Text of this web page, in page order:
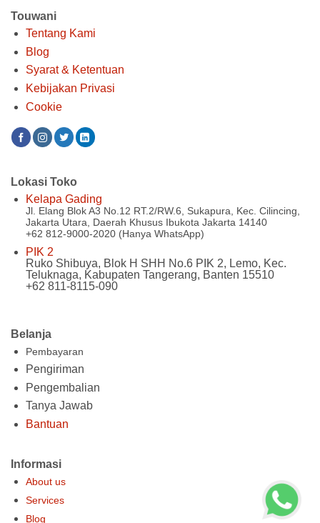
Touwani
Tentang Kami
Blog
Syarat & Ketentuan
Kebijakan Privasi
Cookie
Belanja
Pembayaran
Pengiriman
Pengembalian
Tanya Jawab
Bantuan
Informasi
About us
Services
Blog
Lokasi Toko
Kelapa Gading
Jl. Elang Blok A3 No.12 RT.2/RW.6, Sukapura, Kec. Cilincing,
Jakarta Utara, Daerah Khusus Ibukota Jakarta 14140
+62 812-9000-2020 (Hanya WhatsApp)
PIK 2
Ruko Shibuya, Blok H SHH No.6 PIK 2, Lemo, Kec.
Teluknaga, Kabupaten Tangerang, Banten 15510
+62 811-8115-090